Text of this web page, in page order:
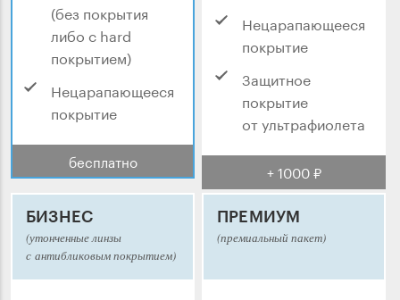
(без покрытия
либо с hard
покрытием)
Нецарапающееся
покрытие
бесплатно
Нецарапающееся
покрытие
Защитное
покрытие
от ультрафиолета
+ 1000 ₽
БИЗНЕС
(утонченные линзы
с антибликовым покрытием)
ПРЕМИУМ
(премиальный пакет)